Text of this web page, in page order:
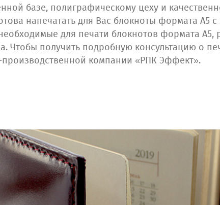
базе, полиграфическому цеху и
напечатать для Вас блокноты формата А5
для печати блокнотов формата А5,
Чтобы получить подробную консультацию о
компании «РПК Эффект».